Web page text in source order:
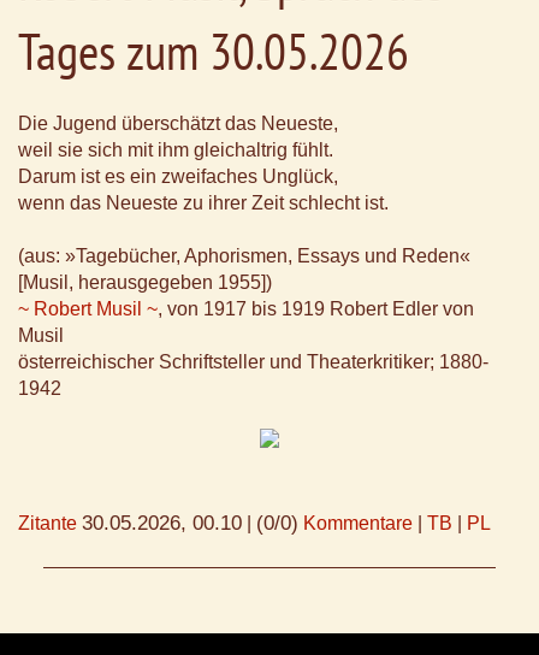
Tages zum 30.05.2026
Die Jugend überschätzt das Neueste,
weil sie sich mit ihm gleichaltrig fühlt.
Darum ist es ein zweifaches Unglück,
wenn das Neueste zu ihrer Zeit schlecht ist.
(aus: »Tagebücher, Aphorismen, Essays und Reden«
[Musil, herausgegeben 1955])
~ Robert Musil ~, von 1917 bis 1919 Robert Edler von
Musil
österreichischer Schriftsteller und Theaterkritiker; 1880-
1942
Zitante 30.05.2026, 00.10 (0/0) Kommentare TB PL